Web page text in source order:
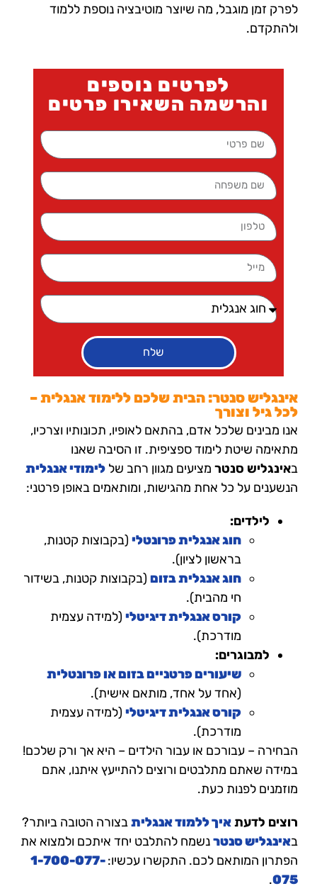
לפרק זמן מוגבל, מה שיוצר מוטיבציה נוספת ללמוד
ולהתקדם.
לפרטים נוספים
והרשמה השאירו פרטים
שלח
אינגליש סנטר: הבית שלכם ללימוד אנגלית –
לכל גיל וצורך
אנו מבינים שלכל אדם, בהתאם לאופיו, תכונותיו וצרכיו,
מתאימה שיטת לימוד ספציפית. זו הסיבה שאנו
באינגליש סנטר מציעים מגוון רחב של לימודי אנגלית
הנשענים על כל אחת מהגישות, ומותאמים באופן פרטני:
לילדים:
חוג אנגלית פרונטלי (בקבוצות קטנות,
בראשון לציון).
חוג אנגלית בזום (בקבוצות קטנות, בשידור
חי מהבית).
קורס אנגלית דיגיטלי (למידה עצמית
מודרכת).
למבוגרים:
שיעורים פרטניים בזום או פרונטלית
(אחד על אחד, מותאם אישית).
קורס אנגלית דיגיטלי (למידה עצמית
מודרכת).
הבחירה – עבורכם או עבור הילדים – היא אך ורק שלכם!
במידה שאתם מתלבטים ורוצים להתייעץ איתנו, אתם
מוזמנים לפנות כעת.
רוצים לדעתאיך ללמוד אנגליתבצורה הטובה ביותר?
באינגליש סנטרנשמח להתלבט יחד איתכם ולמצוא את
הפתרון המותאם לכם. התקשרו עכשיו:1-700-077-
075
.